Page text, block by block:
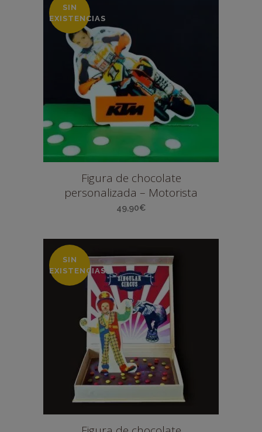
SIN
EXISTENCIAS
Figura de chocolate
personalizada – Motorista
49,90€
SIN
EXISTENCIAS